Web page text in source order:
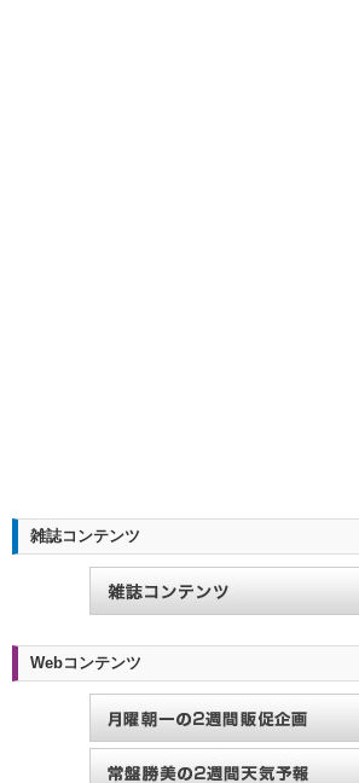
雑誌コンテンツ
Webコンテンツ